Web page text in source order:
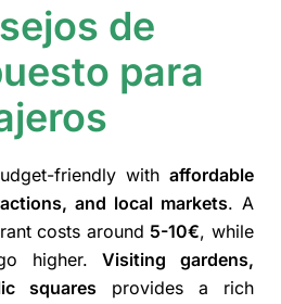
de
para
friendly with affordable
and local markets. A
costs around 5-10€, while
higher.Visiting gardens,
squares provides a rich